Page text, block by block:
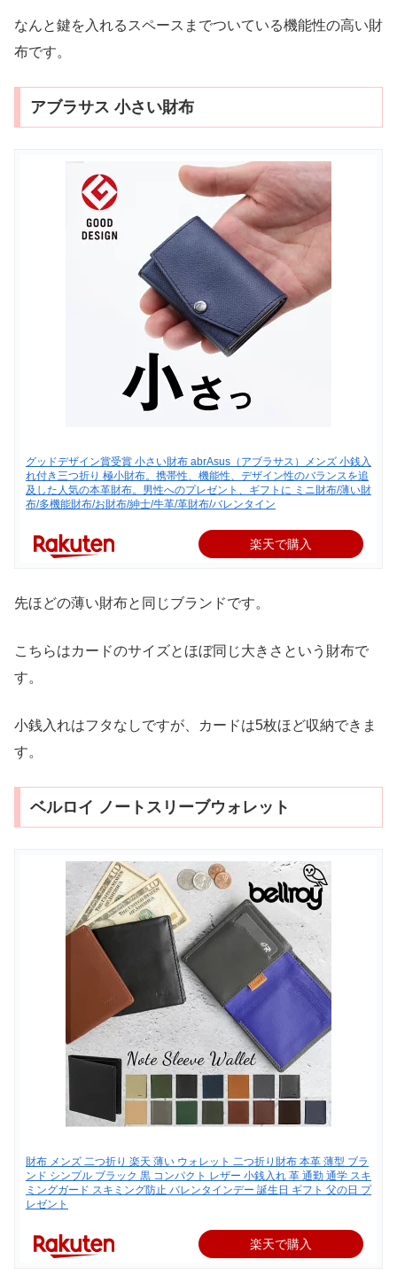
なんと鍵を入れるスペースまでついている機能性の高い財
布です。
アブラサス 小さい財布
グッドデザイン賞受賞 小さい財布 abrAsus（アブラサス）メンズ 小銭入
れ付き三つ折り 極小財布。携帯性、機能性、デザイン性のバランスを追
及した人気の本革財布。男性へのプレゼント、ギフトに ミニ財布/薄い財
布/多機能財布/お財布/紳士/牛革/革財布/バレンタイン
楽天で購入
先ほどの薄い財布と同じブランドです。
こちらはカードのサイズとほぼ同じ大きさという財布で
す。
小銭入れはフタなしですが、カードは5枚ほど収納できま
す。
ベルロイ ノートスリーブウォレット
財布 メンズ 二つ折り 楽天 薄い ウォレット 二つ折り財布 本革 薄型 ブラ
ンド シンプル ブラック 黒 コンパクト レザー 小銭入れ 革 通勤 通学 スキ
ミングガード スキミング防止 バレンタインデー 誕生日 ギフト 父の日 プ
レゼント
楽天で購入